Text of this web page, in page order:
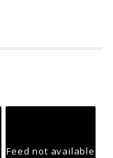
Feed not available